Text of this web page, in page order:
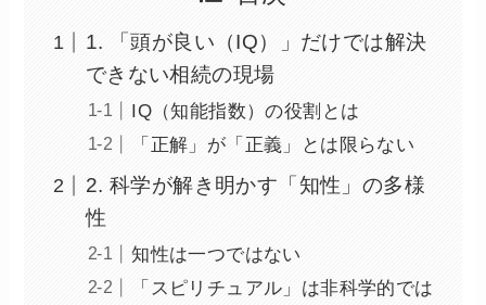
1. 「頭が良い（IQ）」だけでは解決
できない相続の現場
IQ（知能指数）の役割とは
「正解」が「正義」とは限らない
2. 科学が解き明かす「知性」の多様
性
知性は一つではない
「スピリチュアル」は非科学的では